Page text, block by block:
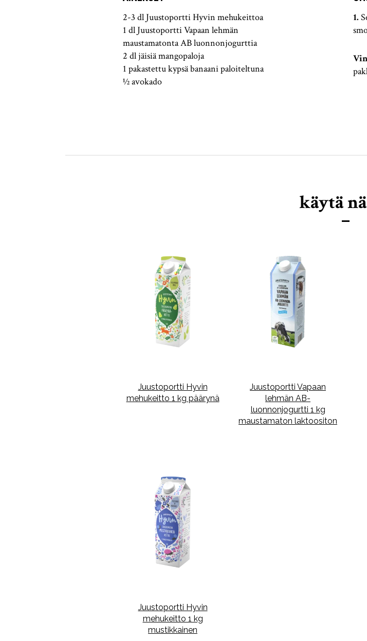
2-3 dl Juustoportti Hyvin mehukeittoa
1 dl Juustoportti Vapaan lehmän
maustamatonta AB luonnonjogurttia
2 dl jäisiä mangopaloja
1 pakastettu kypsä banaani paloiteltuna
½ avokado
käytä
Juustoportti Hyvin
mehukeitto 1 kg päärynä
Juustoportti Vapaan
lehmän AB-
luonnonjogurtti 1 kg
maustamaton laktoositon
Juustoportti Hyvin
mehukeitto 1 kg
mustikkainen